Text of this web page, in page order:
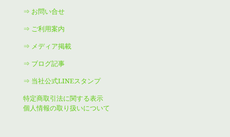
⇒ お問い合せ
⇒ ご利用案内
⇒ メディア掲載
⇒ ブログ記事
⇒ 当社公式LINEスタンプ
特定商取引法に関する表示
個人情報の取り扱いについて